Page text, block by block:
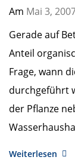
Am Mai 3,
Gerade auf
Anteil
Frage, wann
durchgeführt
der Pflanze
Weiterlesen